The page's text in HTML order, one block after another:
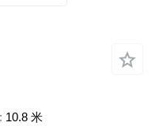
10.8 米